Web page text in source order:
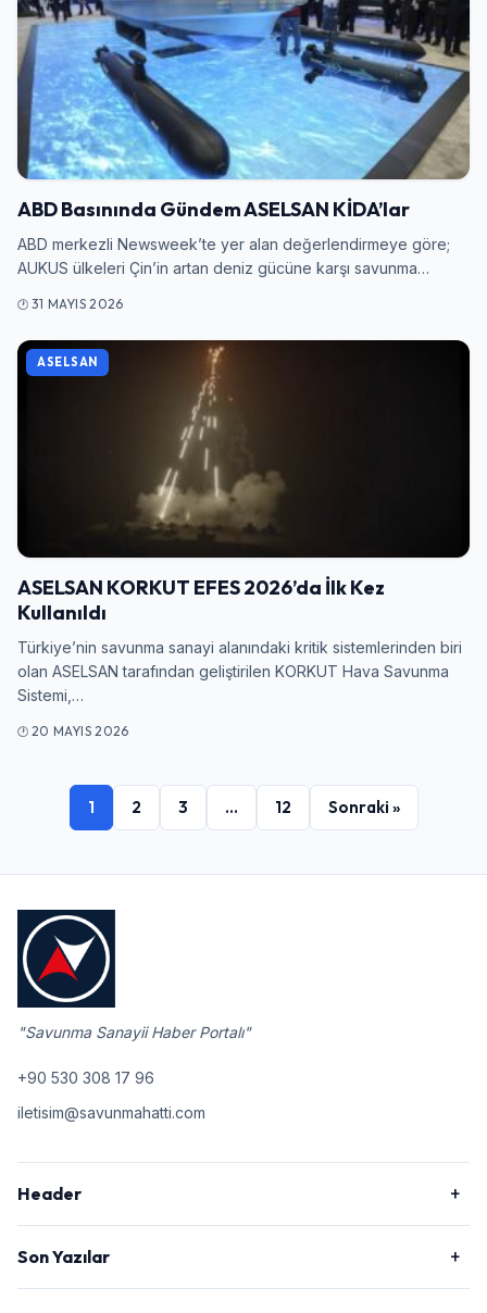
ABD Basınında Gündem ASELSAN KİDA’lar
ABD merkezli Newsweek’te yer alan değerlendirmeye göre;
AUKUS ülkeleri Çin’in artan deniz gücüne karşı savunma…
31 MAYIS 2026
ASELSAN
ASELSAN KORKUT EFES 2026’da İlk Kez
Kullanıldı
Türkiye’nin savunma sanayi alanındaki kritik sistemlerinden biri
olan ASELSAN tarafından geliştirilen KORKUT Hava Savunma
Sistemi,…
20 MAYIS 2026
1 2 3 … 12 Sonraki »
"Savunma Sanayii Haber Portalı"
+90 530 308 17 96
iletisim@savunmahatti.com
Header
Son Yazılar